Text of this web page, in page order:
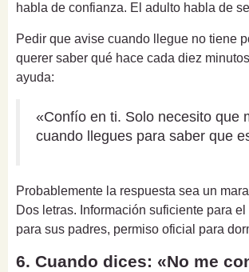
habla de confianza. El adulto habla de
Pedir que avise cuando llegue no tiene
querer saber qué hace cada diez
ayuda:
«Confío en ti. Solo necesito que
cuando llegues para saber que
Probablemente la respuesta sea un
Dos letras. Información suficiente para
para sus padres, permiso oficial para
6. Cuando dices: «No me